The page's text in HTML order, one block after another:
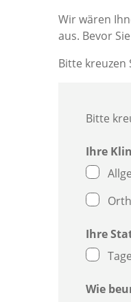
Wir wären
aus. Bevor
Bitte kreuzen
Bitte
Ihre
Ihre
Wie